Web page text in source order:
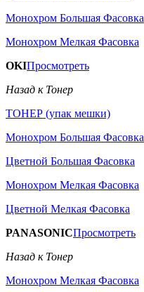
Монохром Большая Фасовка
Монохром Мелкая Фасовка
OKIПросмотреть
Назад к Тонер
ТОНЕР (упак мешки)
Монохром Большая Фасовка
Цветной Большая Фасовка
Монохром Мелкая Фасовка
Цветной Мелкая Фасовка
PANASONICПросмотреть
Назад к Тонер
Монохром Мелкая Фасовка